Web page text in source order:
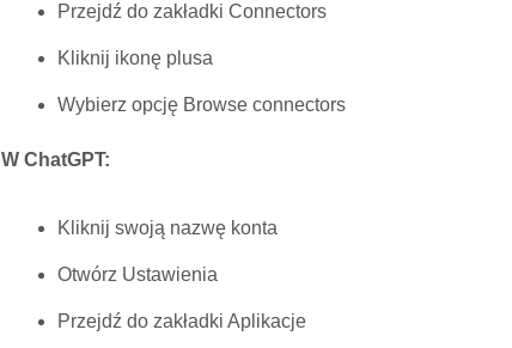
Przejdź do zakładki Connectors
Kliknij ikonę plusa
Wybierz opcję Browse connectors
W ChatGPT:
Kliknij swoją nazwę konta
Otwórz Ustawienia
Przejdź do zakładki Aplikacje